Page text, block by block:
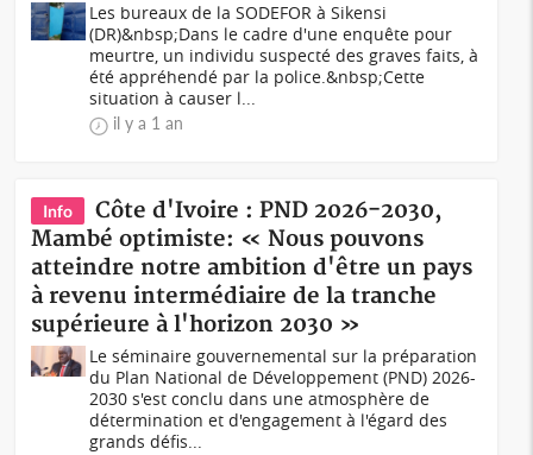
Les bureaux de la SODEFOR à Sikensi
(DR)&nbsp;Dans le cadre d'une enquête pour
meurtre, un individu suspecté des graves faits, à
été appréhendé par la police.&nbsp;Cette
situation à causer l...
il y a 1 an
Info
Côte d'Ivoire : PND 2026-2030,
Mambé optimiste: « Nous pouvons
atteindre notre ambition d'être un pays
à revenu intermédiaire de la tranche
supérieure à l'horizon 2030 »
Le séminaire gouvernemental sur la préparation
du Plan National de Développement (PND) 2026-
2030 s'est conclu dans une atmosphère de
détermination et d'engagement à l'égard des
grands défis...